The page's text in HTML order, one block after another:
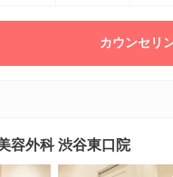
カウンセリ
容外科 渋谷東口院